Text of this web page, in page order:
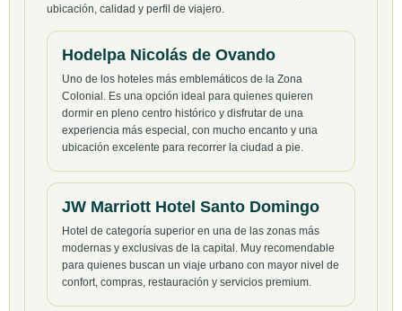
ubicación, calidad y perfil de viajero.
Hodelpa Nicolás de Ovando
Uno de los hoteles más emblemáticos de la Zona
Colonial. Es una opción ideal para quienes quieren
dormir en pleno centro histórico y disfrutar de una
experiencia más especial, con mucho encanto y una
ubicación excelente para recorrer la ciudad a pie.
JW Marriott Hotel Santo Domingo
Hotel de categoría superior en una de las zonas más
modernas y exclusivas de la capital. Muy recomendable
para quienes buscan un viaje urbano con mayor nivel de
confort, compras, restauración y servicios premium.